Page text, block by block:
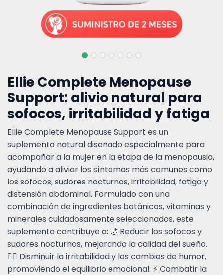
Ellie Complete Menopause
Support: alivio natural para
sofocos, irritabilidad y fatiga
Ellie Complete Menopause Support es un
suplemento natural diseñado especialmente para
acompañar a la mujer en la etapa de la menopausia,
ayudando a aliviar los síntomas más comunes como
los sofocos, sudores nocturnos, irritabilidad, fatiga y
distensión abdominal. Formulado con una
combinación de ingredientes botánicos, vitaminas y
minerales cuidadosamente seleccionados, este
suplemento contribuye a: 🌙 Reducir los sofocos y
sudores nocturnos, mejorando la calidad del sueño.
💆‍♀️ Disminuir la irritabilidad y los cambios de humor,
promoviendo el equilibrio emocional. ⚡ Combatir la